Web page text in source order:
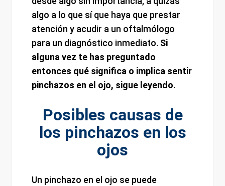
algo a lo que sí que haya que prestar
atención y acudir a un oftalmólogo
para un diagnóstico inmediato. Si
alguna vez te has preguntado
entonces qué significa o implica sentir
pinchazos en el ojo, sigue leyendo.
Posibles causas de
los pinchazos en los
ojos
Un pinchazo en el ojo se puede